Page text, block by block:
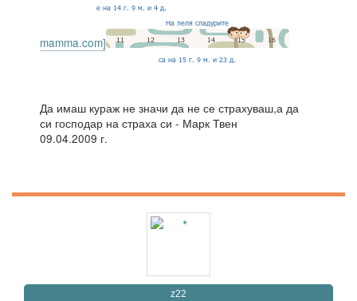
mamma.com]
Да имаш кураж не значи да не се страхуваш,а да
си господар на страха си - Марк Твен
09.04.2009 г.
z22